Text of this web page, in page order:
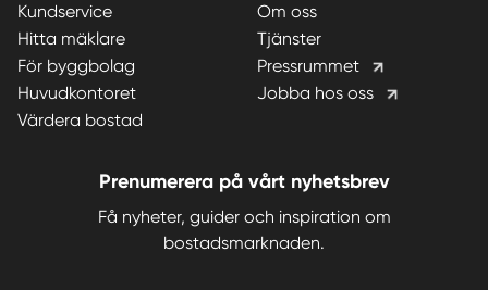
Kundservice
Hitta mäklare
För byggbolag
Huvudkontoret
Värdera bostad
Om oss
Tjänster
Pressrummet
Jobba hos oss
Prenumerera på vårt nyhetsbrev
Få nyheter, guider och inspiration om
bostadsmarknaden.